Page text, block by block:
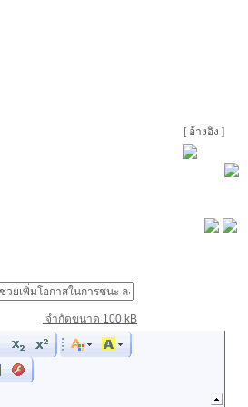
[ อ้างอิง ]
จำกัดขนาด 100 kB